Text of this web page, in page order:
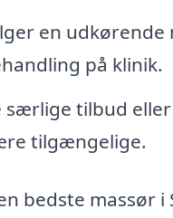
en udkørende
på klinik.
særlige tilbud
tilgængelige.
bedste massør i